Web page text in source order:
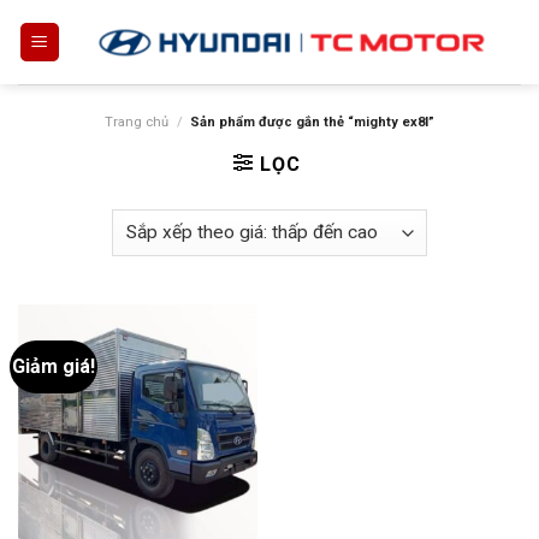
Trang chủ / Sản phẩm được gắn thẻ “mighty ex8l”
LỌC
Giảm giá!